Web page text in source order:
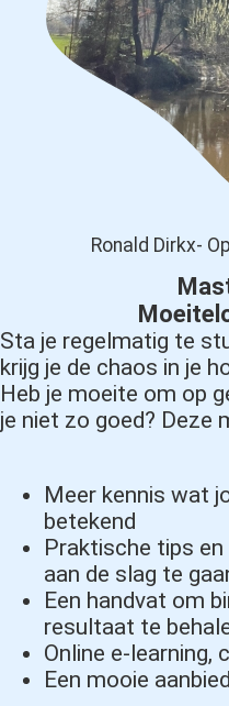
Ronald Dirkx-
Sta je regelmatig te
krijg je de chaos in je
Heb je moeite om op
je niet zo goed? Deze
Meer kennis wat
betekend
Praktische tips
aan de slag te
Een handvat om
resultaat te
Online e-learning,
Een mooie